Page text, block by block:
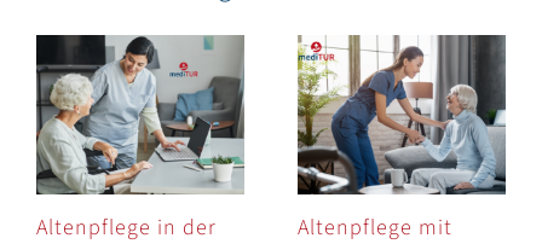
Altenpflege in der
Altenpflege mit